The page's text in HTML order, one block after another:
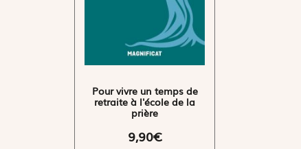
Pour vivre un temps de
retraite à l'école de la
prière
9,90€